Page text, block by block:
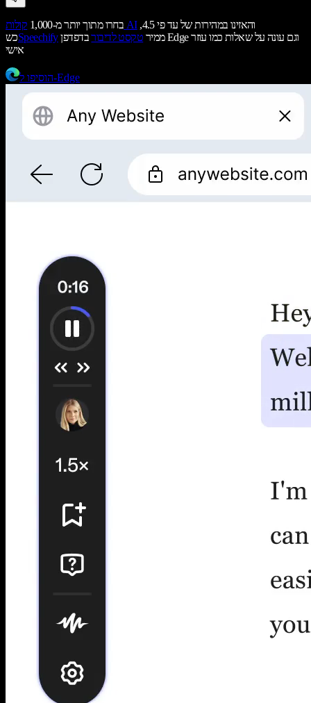
בחרו מתוך יותר מ-1,000 קולות AIוהאזינו במהירות של עד פי 4.5,
כשSpeechify ממיר טקסט לדיבורבדפדפן Edge וגם עונה על שאלות כמו עוזר
אישי
הוסיפו ל-Edge